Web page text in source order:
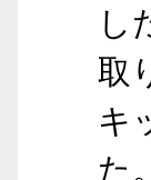
し
取
キ
た